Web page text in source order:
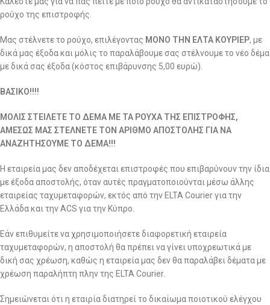
ρούχο της επιστροφής.
Μας στέλνετε το ρούχο, επιλέγοντας ΜΟΝΟ ΤΗΝ ΕΛΤΑ ΚΟΥΡΙΕΡ, με
δικά μας έξοδα και μόλις το παραλάβουμε σας στέλνουμε το νέο δέμα
με δικά σας έξοδα (κόστος επιβάρυνσης 5,00 ευρώ).
ΒΑΣΙΚΟ!!!!
ΜΟΛΙΣ ΣΤΕΙΛΕΤΕ ΤΟ ΔΕΜΑ ΜΕ ΤΑ ΡΟΥΧΑ ΤΗΣ ΕΠΙΣΤΡΟΦΗΣ,
ΑΜΕΣΩΣ ΜΑΣ ΣΤΕΛΝΕΤΕ ΤΟΝ ΑΡΙΘΜΟ ΑΠΟΣΤΟΛΗΣ ΓΙΑ ΝΑ
ΑΝΑΖΗΤΗΣΟΥΜΕ ΤΟ ΔΕΜΑ!!!
Η εταιρεία μας δεν αποδέχεται επιστροφές που επιβαρύνουν την ίδια
με έξοδα αποστολής, όταν αυτές πραγματοποιούνται μέσω άλλης
εταιρείας ταχυμεταφορών, εκτός από την ELTA Courier για την
Ελλάδα και την ACS για την Κύπρο.
Εάν επιθυμείτε να χρησιμοποιήσετε διαφορετική εταιρεία
ταχυμεταφορών, η αποστολή θα πρέπει να γίνει υποχρεωτικά με
δική σας χρέωση, καθώς η εταιρεία μας δεν θα παραλάβει δέματα με
χρέωση παραλήπτη πλην της ELTA Courier.
Σημειώνεται ότι η εταιρία διατηρεί το δικαίωμα ποιοτικού ελέγχου